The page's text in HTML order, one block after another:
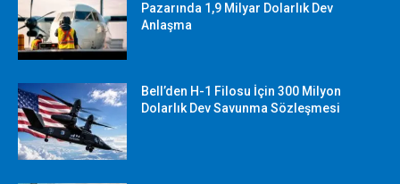
Pazarında 1,9 Milyar Dolarlık Dev
Anlaşma
Bell’den H-1 Filosu İçin 300 Milyon
Dolarlık Dev Savunma Sözleşmesi